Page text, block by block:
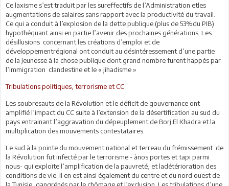
Ce laxisme s’est traduit par les sureffectifs de l’Administration etles
augmentations de salaires sans rapport avec la productivité du travail.
Ce qui a conduit à l’explosion de la dette publique (plus de 53%du PIB)
hypothéquant ainsi en partie l’avenir des prochaines générations. Les
désillusions concernant les créations d’emploi et de
développementrégional ont conduit au désintéressement d’une partie
de la jeunesse à la chose publique dont grand nombre furent happés par
l’immigration clandestine et le « jihadisme »
Tribulations politiques, terrorisme et CC
Les soubresauts de la Révolution et le déficit de gouvernance ont
amplifié l’impact du CC suite à l’extension de la désertification au sud du
pays entrainant l’aggravation du dépeuplement de Borj El Khadra et la
multiplication des mouvements contestataires.
Le sud à la pointe du mouvement national et terreau du frémissement de
la Révolution fut infecté par le terrorisme - ànos portes et tapi parmi
nous- qui exploite l’amplification de la pauvreté, et ladétérioration des
conditions de vie. Il en est ainsi également du centre et du nord ouest de